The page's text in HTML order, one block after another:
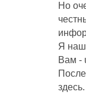
Но
Я
Вам -
здесь.